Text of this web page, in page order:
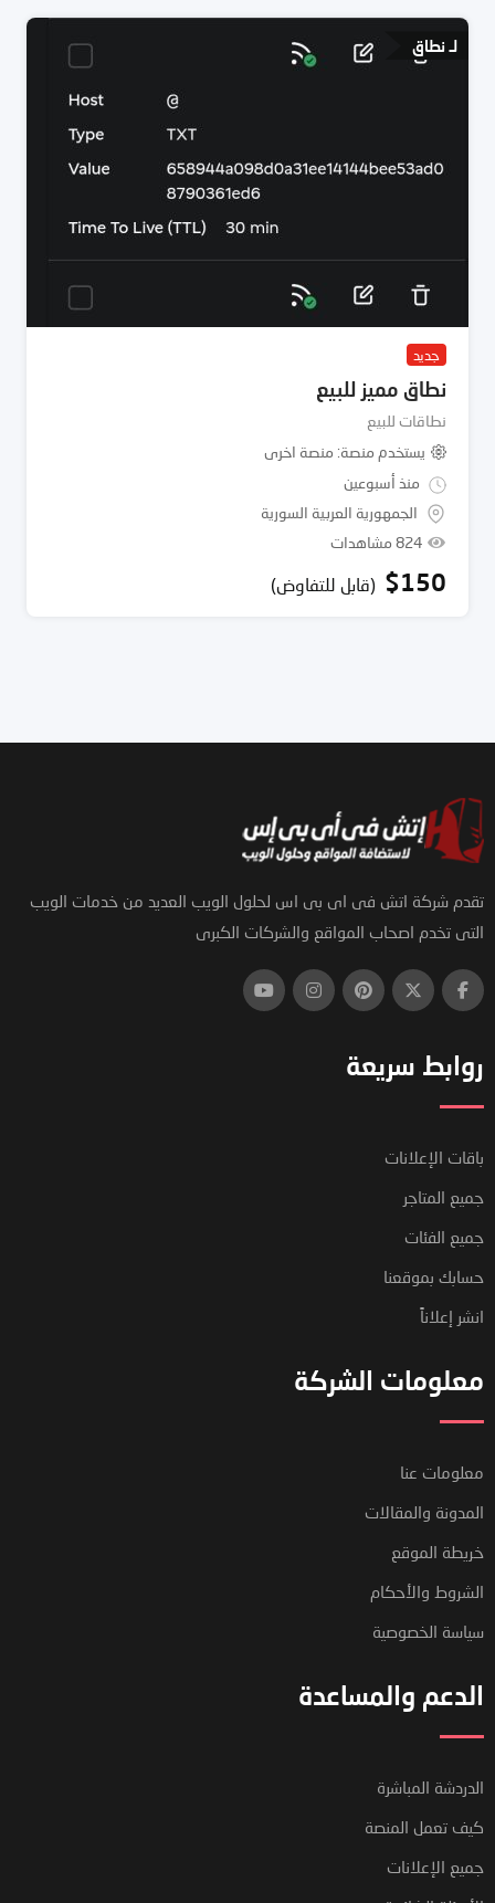
لـ نطاق
جديد
نطاق مميز للبيع
نطاقات للبيع
يستخدم منصة منصة اخرى
منذ أسبوعين
الجمهورية العربية السورية
824 مشاهدات
$150 (قابل للتفاوض)
تقدم شركة اتش فى اى بى اس لحلول الويب العديد من خدمات الويب
التى تخدم اصحاب المواقع والشركات الكبرى
روابط سريعة
باقات الإعلانات
جميع المتاجر
جميع الفئات
حسابك بموقعنا
انشر إعلاناً
معلومات الشركة
معلومات عنا
المدونة والمقالات
خريطة الموقع
الشروط والأحكام
سياسة الخصوصية
الدعم والمساعدة
الدردشة المباشرة
كيف تعمل المنصة
جميع الإعلانات